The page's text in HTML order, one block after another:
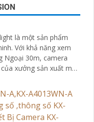
là một sản phẩm
xem
Ngoại 30m, camera
xưởng sản xuất một